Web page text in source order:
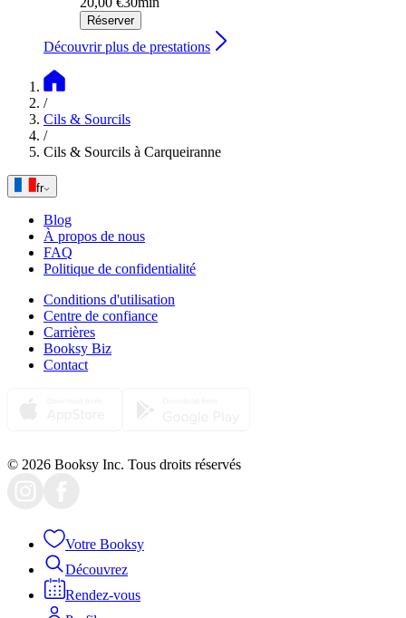
Réserver
Découvrir plus de prestations
/
Cils & Sourcils
/
Cils & Sourcils à Carqueiranne
fr
Blog
À propos de nous
FAQ
Politique de confidentialité
Conditions d'utilisation
Centre de confiance
Carrières
Booksy Biz
Contact
© 2026 Booksy Inc. Tous droits réservés
Votre Booksy
Découvrez
Rendez-vous